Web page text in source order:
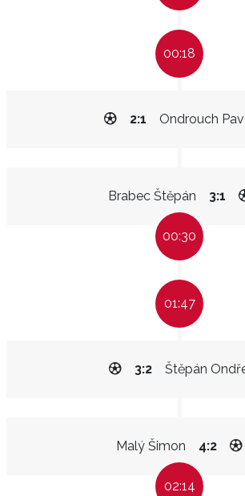
00:18
Ondrouch
2:1
Brabec Štěpán 3:1
00:30
01:47
Štěpán
3:2
Malý Šimon 4:2
02:14